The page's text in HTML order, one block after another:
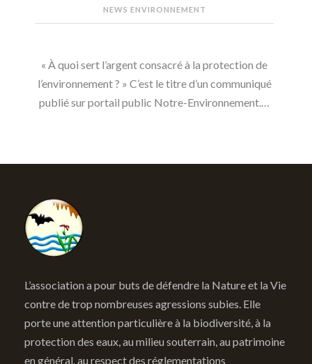
NEWS ENVIRONNEMENT
« À quoi sert l’argent consacré à la protection de
l’environnement ? » C’est le titre d’un communiqué
publié sur portail public Notre-Environnement.…
L’association a pour buts de défendre la Nature et la Vie
contre de trop nombreuses agressions subies. Elle
porte une attention particulière à la biodiversité, à la
protection des eaux, au milieu souterrain, au patrimoine
en général, au respect des réglementations